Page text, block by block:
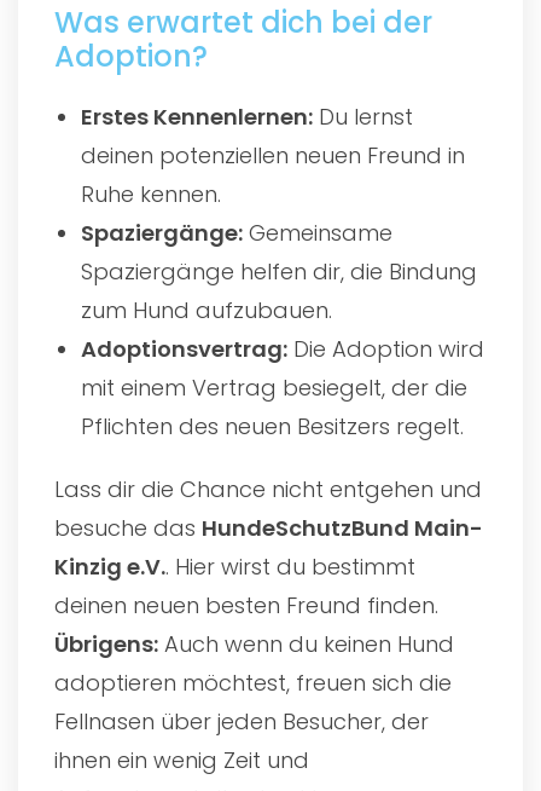
Was erwartet dich bei der
Adoption?
Erstes Kennenlernen: Du lernst
deinen potenziellen neuen Freund in
Ruhe kennen.
Spaziergänge: Gemeinsame
Spaziergänge helfen dir, die Bindung
zum Hund aufzubauen.
Adoptionsvertrag: Die Adoption wird
mit einem Vertrag besiegelt, der die
Pflichten des neuen Besitzers regelt.
Lass dir die Chance nicht entgehen und
besuche das HundeSchutzBund Main-
Kinzig e.V.. Hier wirst du bestimmt
deinen neuen besten Freund finden.
Übrigens: Auch wenn du keinen Hund
adoptieren möchtest, freuen sich die
Fellnasen über jeden Besucher, der
ihnen ein wenig Zeit und